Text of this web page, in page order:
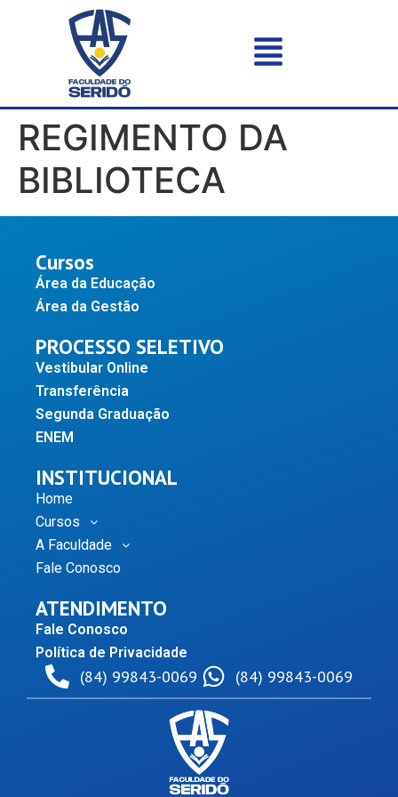
REGIMENTO DA
BIBLIOTECA
Cursos
Área da Educação
Área da Gestão
PROCESSO SELETIVO
Vestibular Online
Transferência
Segunda Graduação
ENEM
INSTITUCIONAL
Home
Cursos
A Faculdade
Fale Conosco
ATENDIMENTO
Fale Conosco
Política de Privacidade
(84) 99843-0069 (84) 99843-0069